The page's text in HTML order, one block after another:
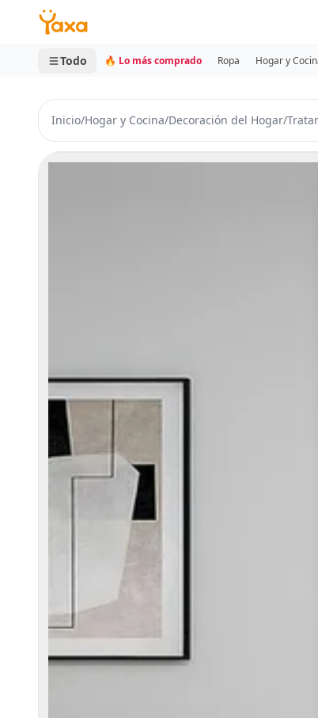
MINI CARRITO
0 productos
Todo 🔥 Lo más comprado Ropa Hogar y
Inicio/Hogar y Cocina/Decoración del Hogar/